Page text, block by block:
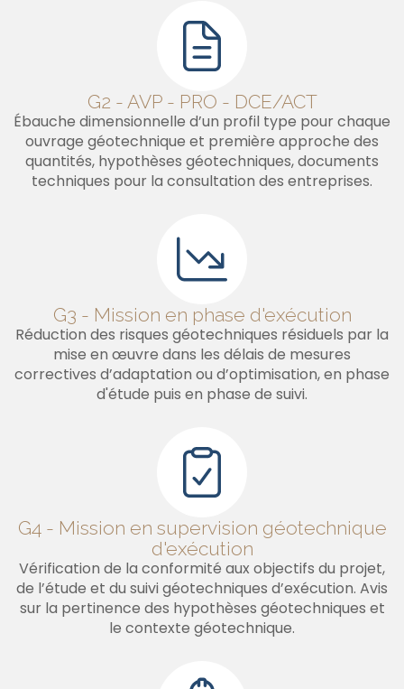
G2 - AVP - PRO - DCE/ACT
Ébauche dimensionnelle d’un profil type pour chaque
ouvrage géotechnique et première approche des
quantités, hypothèses géotechniques, documents
techniques pour la consultation des entreprises.
G3 - Mission en phase d'exécution
Réduction des risques géotechniques résiduels par la
mise en œuvre dans les délais de mesures
correctives d’adaptation ou d’optimisation, en phase
d'étude puis en phase de suivi.
G4 - Mission en supervision géotechnique
d'exécution
Vérification de la conformité aux objectifs du projet,
de l’étude et du suivi géotechniques d’exécution. Avis
sur la pertinence des hypothèses géotechniques et
le contexte géotechnique.